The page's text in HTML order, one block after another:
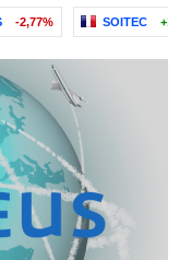
-2,77% SOITEC